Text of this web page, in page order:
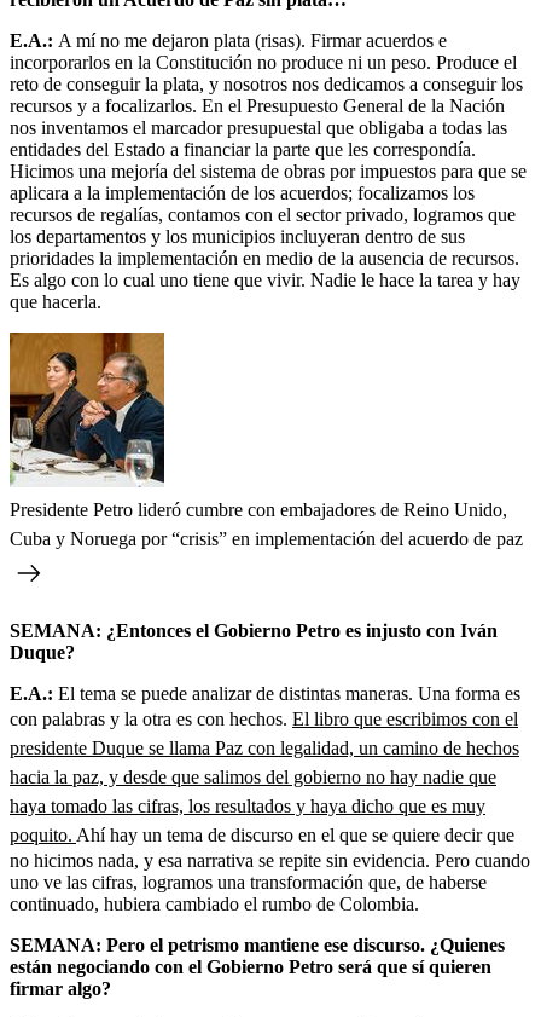
E.A.: A mí no me dejaron plata (risas). Firmar acuerdos e
incorporarlos en la Constitución no produce ni un peso. Produce el
reto de conseguir la plata, y nosotros nos dedicamos a conseguir los
recursos y a focalizarlos. En el Presupuesto General de la Nación
nos inventamos el marcador presupuestal que obligaba a todas las
entidades del Estado a financiar la parte que les correspondía.
Hicimos una mejoría del sistema de obras por impuestos para que se
aplicara a la implementación de los acuerdos; focalizamos los
recursos de regalías, contamos con el sector privado, logramos que
los departamentos y los municipios incluyeran dentro de sus
prioridades la implementación en medio de la ausencia de recursos.
Es algo con lo cual uno tiene que vivir. Nadie le hace la tarea y hay
que hacerla.
Presidente Petro lideró cumbre con embajadores de Reino Unido,
Cuba y Noruega por “crisis” en implementación del acuerdo de paz
SEMANA: ¿Entonces el Gobierno Petro es injusto con Iván
Duque?
E.A.: El tema se puede analizar de distintas maneras. Una forma es
con palabras y la otra es con hechos. El libro que escribimos con el
presidente Duque se llama Paz con legalidad, un camino de hechos
hacia la paz, y desde que salimos del gobierno no hay nadie que
haya tomado las cifras, los resultados y haya dicho que es muy
poquito. Ahí hay un tema de discurso en el que se quiere decir que
no hicimos nada, y esa narrativa se repite sin evidencia. Pero cuando
uno ve las cifras, logramos una transformación que, de haberse
continuado, hubiera cambiado el rumbo de Colombia.
SEMANA: Pero el petrismo mantiene ese discurso. ¿Quienes
están negociando con el Gobierno Petro será que sí quieren
firmar algo?